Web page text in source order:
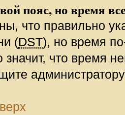
пояс, но время
что правильно
(DST), но время
значит, что время